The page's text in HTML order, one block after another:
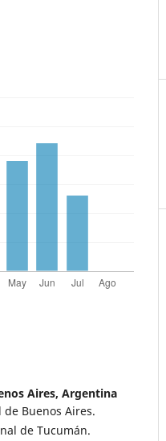
Aires, Argentina
Buenos Aires.
de Tucumán.